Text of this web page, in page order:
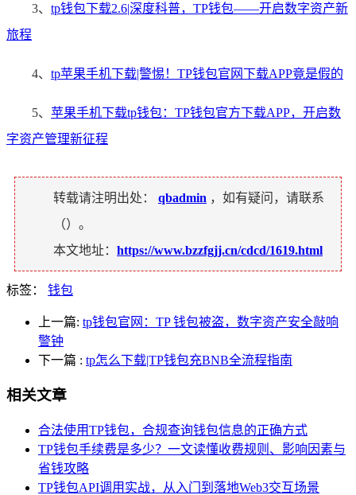
3、 tp钱包下载2.6|深度科普，TP钱包——开启数字资产新
旅程
4、 tp苹果手机下载|警惕！TP钱包官网下载APP竟是假的
5、 苹果手机下载tp钱包：TP钱包官方下载APP，开启数
字资产管理新征程
转载请注明出处： qbadmin ，如有疑问，请联系
（）。
本文地址： https://www.bzzfgjj.cn/cdcd/1619.html
标签： 钱包
上一篇: tp钱包官网：TP 钱包被盗，数字资产安全敲响
警钟
下一篇 : tp怎么下载|TP钱包充BNB全流程指南
相关文章
合法使用TP钱包，合规查询钱包信息的正确方式
TP钱包手续费是多少？一文读懂收费规则、影响因素与
省钱攻略
TP钱包API调用实战，从入门到落地Web3交互场景